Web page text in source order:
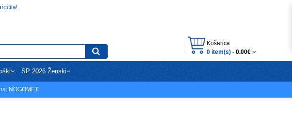
Košarica
0 item(s) - 0.00€
SP 2026 Ženski
NOGOMET